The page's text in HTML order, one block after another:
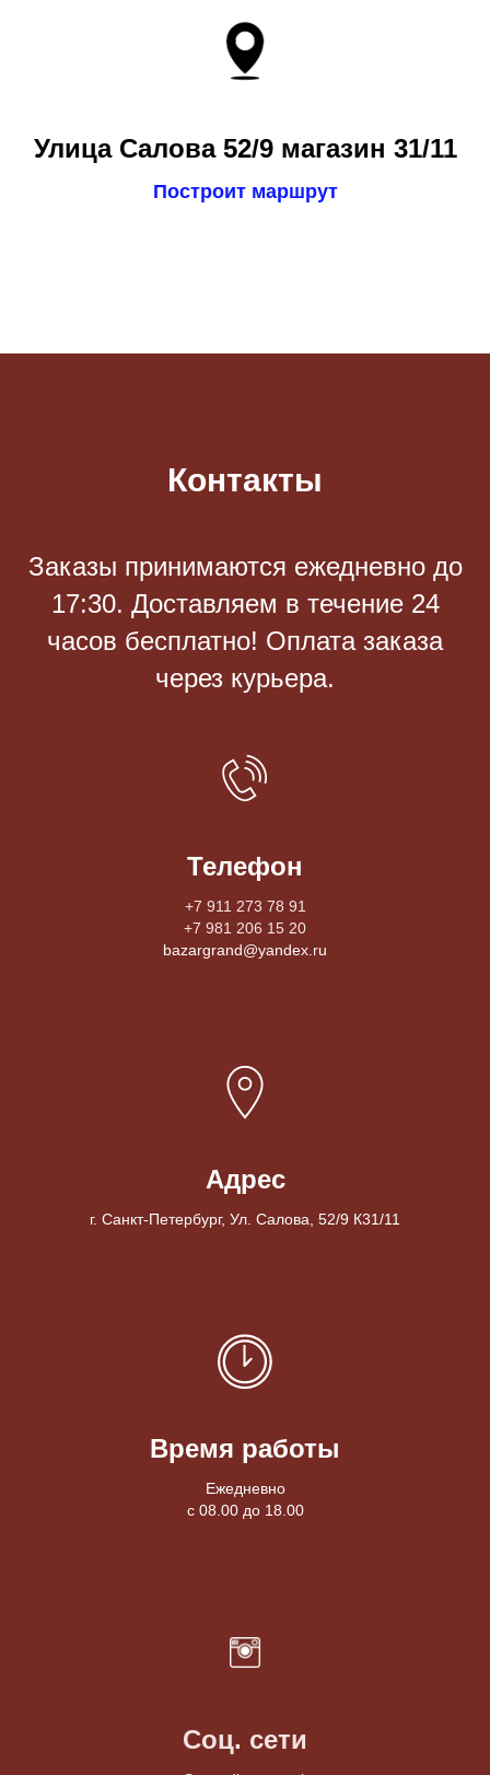
Улица Салова 52/9 магазин 31/11
Построит маршрут
Контакты
Заказы принимаются eжедневно до
17:30. Доставляем в течение 24
часов бесплатно! Оплата заказа
через курьера.
Телефон
+7 911 273 78 91
+7 981 206 15 20
bazargrand@yandex.ru
Адрес
г. Санкт-Петербург, Ул. Салова, 52/9 К31/11
Время работы
Ежедневно
с 08.00 до 18.00
Соц. сети